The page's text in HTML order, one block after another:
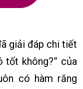
giải đáp chi tiết
tốt không?” của
có hàm răng